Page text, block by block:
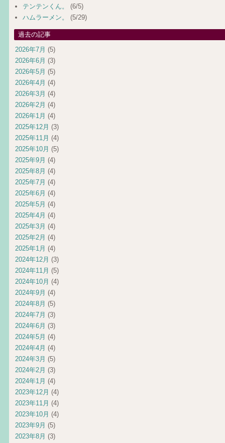
テンテンくん。
(6/5)
ハムラーメン。
(5/29)
過去の記事
2026年7月 (5)
2026年6月 (3)
2026年5月 (5)
2026年4月 (4)
2026年3月 (4)
2026年2月 (4)
2026年1月 (4)
2025年12月 (3)
2025年11月 (4)
2025年10月 (5)
2025年9月 (4)
2025年8月 (4)
2025年7月 (4)
2025年6月 (4)
2025年5月 (4)
2025年4月 (4)
2025年3月 (4)
2025年2月 (4)
2025年1月 (4)
2024年12月 (3)
2024年11月 (5)
2024年10月 (4)
2024年9月 (4)
2024年8月 (5)
2024年7月 (3)
2024年6月 (3)
2024年5月 (4)
2024年4月 (4)
2024年3月 (5)
2024年2月 (3)
2024年1月 (4)
2023年12月 (4)
2023年11月 (4)
2023年10月 (4)
2023年9月 (5)
2023年8月 (3)